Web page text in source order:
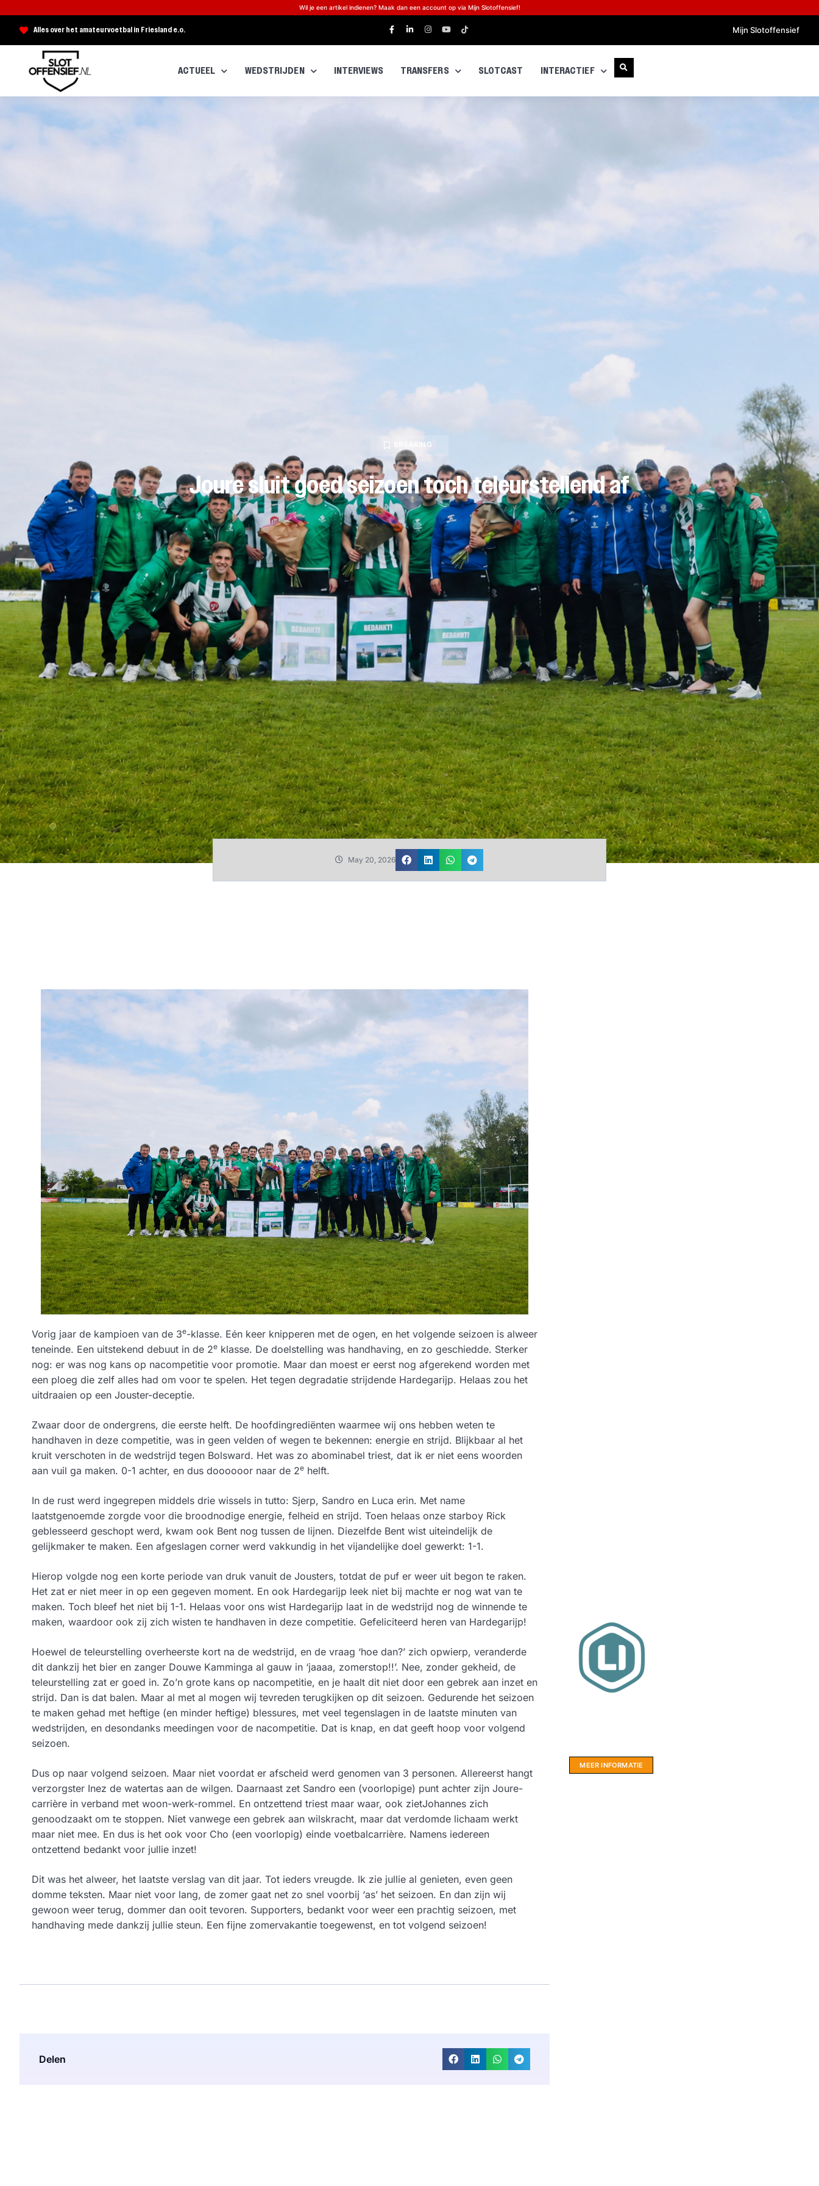
Wil je een artikel indienen? Maak dan een account op via Mijn Slotoffensief!
Mijn Slotoffensief
Alles over het amateurvoetbal in Friesland e.o.
ACTUEEL WEDSTRIJDEN INTERVIEWS TRANSFERS SLOTCAST INTERACTIEF
BREAKING
Joure sluit goed seizoen toch teleurstellend af
May 20, 2026
Vorig jaar de kampioen van de 3e-klasse. Eén keer knipperen met de ogen, en het volgende seizoen is alweer
teneinde. Een uitstekend debuut in de 2e klasse. De doelstelling was handhaving, en zo geschiedde. Sterker
nog: er was nog kans op nacompetitie voor promotie. Maar dan moest er eerst nog afgerekend worden met
een ploeg die zelf alles had om voor te spelen. Het tegen degradatie strijdende Hardegarijp. Helaas zou het
uitdraaien op een Jouster-deceptie.
Zwaar door de ondergrens, die eerste helft. De hoofdingrediënten waarmee wij ons hebben weten te
handhaven in deze competitie, was in geen velden of wegen te bekennen: energie en strijd. Blijkbaar al het
kruit verschoten in de wedstrijd tegen Bolsward. Het was zo abominabel triest, dat ik er niet eens woorden
aan vuil ga maken. 0-1 achter, en dus doooooor naar de 2e helft.
In de rust werd ingegrepen middels drie wissels in tutto: Sjerp, Sandro en Luca erin. Met name
laatstgenoemde zorgde voor die broodnodige energie, felheid en strijd. Toen helaas onze starboy Rick
geblesseerd geschopt werd, kwam ook Bent nog tussen de lijnen. Diezelfde Bent wist uiteindelijk de
gelijkmaker te maken. Een afgeslagen corner werd vakkundig in het vijandelijke doel gewerkt: 1-1.
Hierop volgde nog een korte periode van druk vanuit de Jousters, totdat de puf er weer uit begon te raken.
Het zat er niet meer in op een gegeven moment. En ook Hardegarijp leek niet bij machte er nog wat van te
maken. Toch bleef het niet bij 1-1. Helaas voor ons wist Hardegarijp laat in de wedstrijd nog de winnende te
maken, waardoor ook zij zich wisten te handhaven in deze competitie. Gefeliciteerd heren van Hardegarijp!
Hoewel de teleurstelling overheerste kort na de wedstrijd, en de vraag ‘hoe dan?’ zich opwierp, veranderde
dit dankzij het bier en zanger Douwe Kamminga al gauw in ‘jaaaa, zomerstop!!’. Nee, zonder gekheid, de
teleurstelling zat er goed in. Zo’n grote kans op nacompetitie, en je haalt dit niet door een gebrek aan inzet en
strijd. Dan is dat balen. Maar al met al mogen wij tevreden terugkijken op dit seizoen. Gedurende het seizoen
te maken gehad met heftige (en minder heftige) blessures, met veel tegenslagen in de laatste minuten van
wedstrijden, en desondanks meedingen voor de nacompetitie. Dat is knap, en dat geeft hoop voor volgend
seizoen.
Dus op naar volgend seizoen. Maar niet voordat er afscheid werd genomen van 3 personen. Allereerst hangt
verzorgster Inez de watertas aan de wilgen. Daarnaast zet Sandro een (voorlopige) punt achter zijn Joure-
carrière in verband met woon-werk-rommel. En ontzettend triest maar waar, ook zietJohannes zich
genoodzaakt om te stoppen. Niet vanwege een gebrek aan wilskracht, maar dat verdomde lichaam werkt
maar niet mee. En dus is het ook voor Cho (een voorlopig) einde voetbalcarrière. Namens iedereen
ontzettend bedankt voor jullie inzet!
Dit was het alweer, het laatste verslag van dit jaar. Tot ieders vreugde. Ik zie jullie al genieten, even geen
domme teksten. Maar niet voor lang, de zomer gaat net zo snel voorbij ‘as’ het seizoen. En dan zijn wij
gewoon weer terug, dommer dan ooit tevoren. Supporters, bedankt voor weer een prachtig seizoen, met
handhaving mede dankzij jullie steun. Een fijne zomervakantie toegewenst, en tot volgend seizoen!
Delen
MEER INFORMATIE